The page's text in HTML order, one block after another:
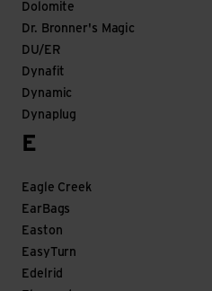
Dolomite
Dr. Bronner's Magic
DU/ER
Dynafit
Dynamic
Dynaplug
E
Eagle Creek
EarBags
Easton
EasyTurn
Edelrid